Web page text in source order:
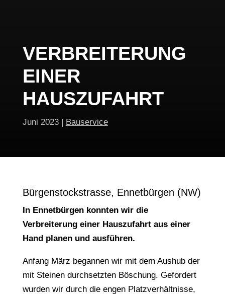
VERBREITERUNG
EINER
HAUSZUFAHRT
Juni 2023| Bauservice
Bürgenstockstrasse, Ennetbürgen (NW)
In Ennetbürgen konnten wir die
Verbreiterung einer Hauszufahrt aus einer
Hand planen und ausführen.
Anfang März begannen wir mit dem Aushub der
mit Steinen durchsetzten Böschung. Gefordert
wurden wir durch die engen Platzverhältnisse,